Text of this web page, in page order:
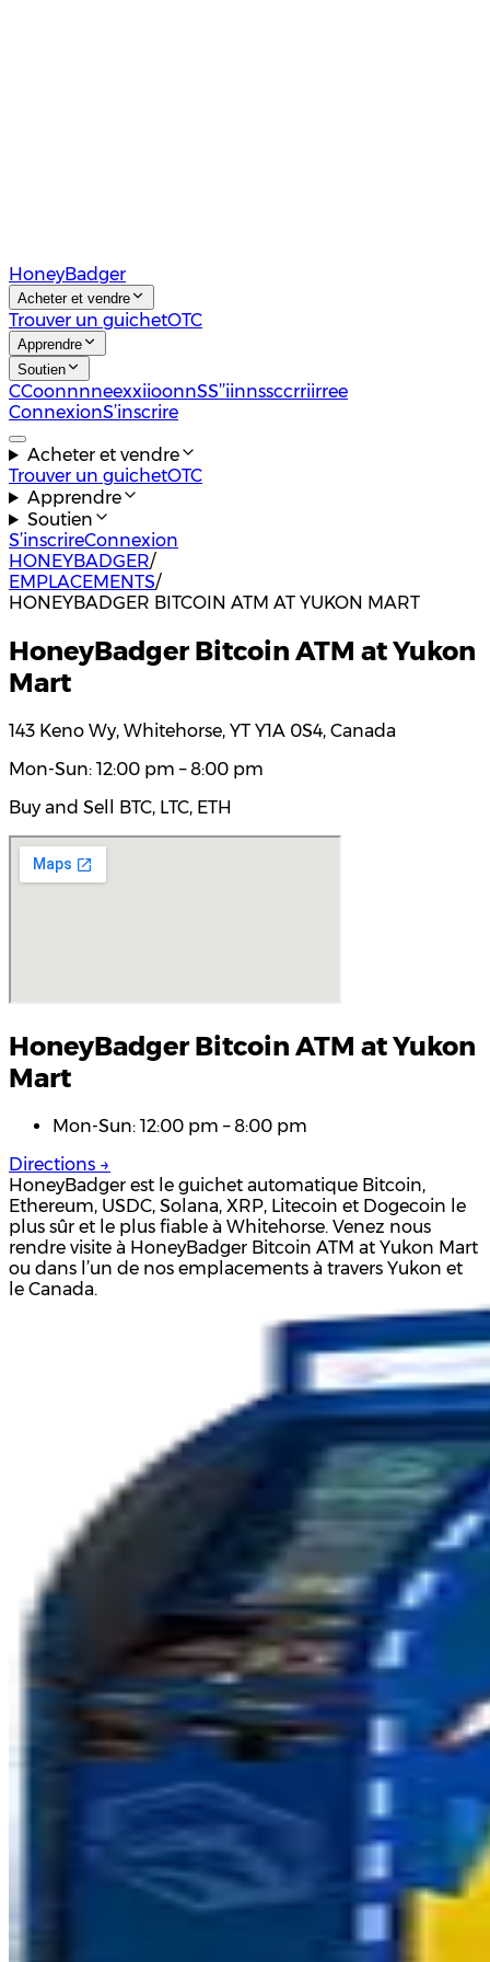
HoneyBadger
Acheter et vendre
Trouver un guichetOTC
Apprendre
Soutien
CCoonnnneexxiioonnSS’’iinnssccrriirree
ConnexionS’inscrire
Acheter et vendre
Trouver un guichetOTC
Apprendre
Soutien
S’inscrireConnexion
HONEYBADGER/
EMPLACEMENTS/
HONEYBADGER BITCOIN ATM AT YUKON MART
HoneyBadger Bitcoin ATM at Yukon
Mart
143 Keno Wy, Whitehorse, YT Y1A 0S4, Canada
Mon-Sun: 12:00 pm – 8:00 pm
Buy and Sell BTC, LTC, ETH
HoneyBadger Bitcoin ATM at Yukon
Mart
Mon-Sun: 12:00 pm – 8:00 pm
Directions →
HoneyBadger est le guichet automatique Bitcoin,
Ethereum, USDC, Solana, XRP, Litecoin et Dogecoin le
plus sûr et le plus fiable à Whitehorse. Venez nous
rendre visite à HoneyBadger Bitcoin ATM at Yukon Mart
ou dans l’un de nos emplacements à travers Yukon et
le Canada.